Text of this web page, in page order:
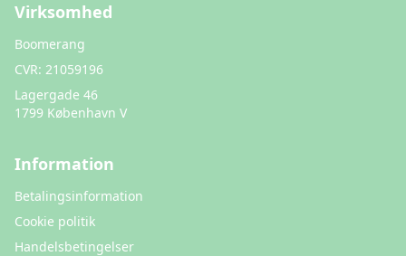
Virksomhed
Boomerang
CVR: 21059196
Lagergade 46
1799 København V
Information
Betalingsinformation
Cookie politik
Handelsbetingelser